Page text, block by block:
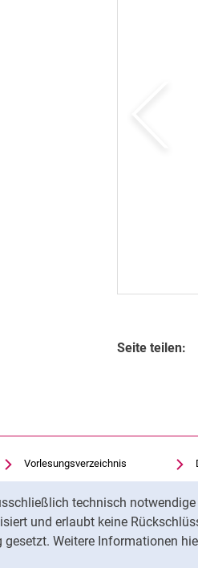
technisch
und erlaubt keine
Weitere Informationen
Seite teilen:
Vorlesungsverzeichnis
Uni-Bibliothek
Moodle
Panopto